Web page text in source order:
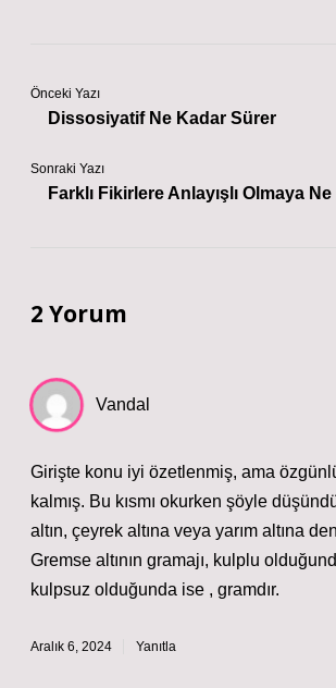
Önceki Yazı
Dissosiyatif Ne Kadar Sürer
Sonraki Yazı
Farklı Fikirlere Anlayışlı Olmaya
2 Yorum
Vandal
Girişte konu iyi özetlenmiş, ama
kalmış. Bu kısmı okurken şöyle
altın, çeyrek altına veya yarım altına
Gremse altının gramajı, kulplu
kulpsuz olduğunda ise , gramdır.
Aralık 6, 2024 Yanıtla